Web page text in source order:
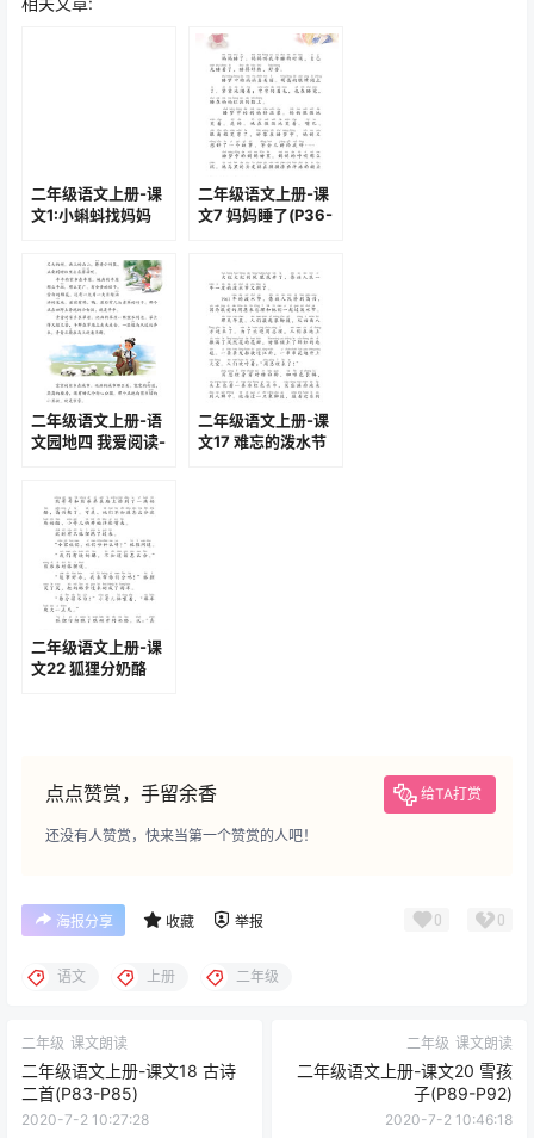
二年级语文上册-课
文1:小蝌蚪找妈妈
二年级语文上册-课
文7 妈妈睡了(P36-
二年级语文上册-语
文园地四 我爱阅读-
二年级语文上册-课
文17 难忘的泼水节
二年级语文上册-课
文22 狐狸分奶酪
点点赞赏，手留余香 给TA打赏
还没有人赞赏，快来当第一个赞赏的人吧！
海报分享 收藏 举报 0 0
语文 上册 二年级
二年级 课文朗读
二年级语文上册-课文18 古诗
二首(P83-P85)
2020-7-2 10:27:28
二年级 课文朗读
二年级语文上册-课文20 雪孩
子(P89-P92)
2020-7-2 10:46:18